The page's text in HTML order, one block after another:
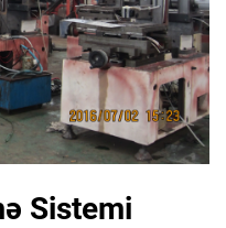
Sistemi